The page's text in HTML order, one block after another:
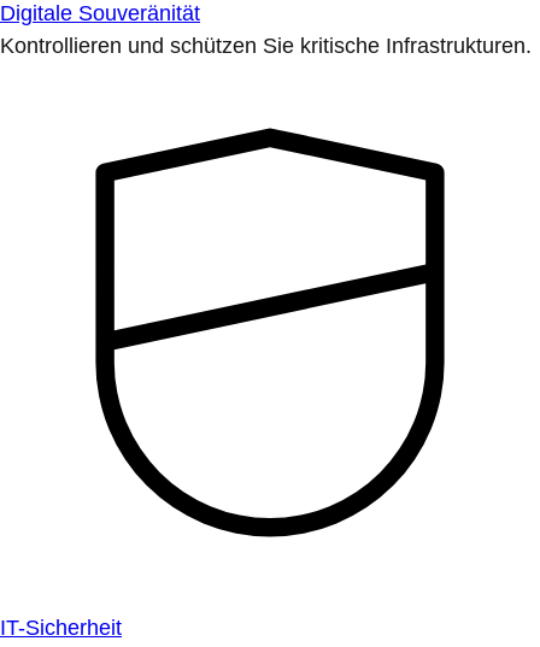
Digitale Souveränität
Kontrollieren und schützen Sie kritische Infrastrukturen.
IT-Sicherheit